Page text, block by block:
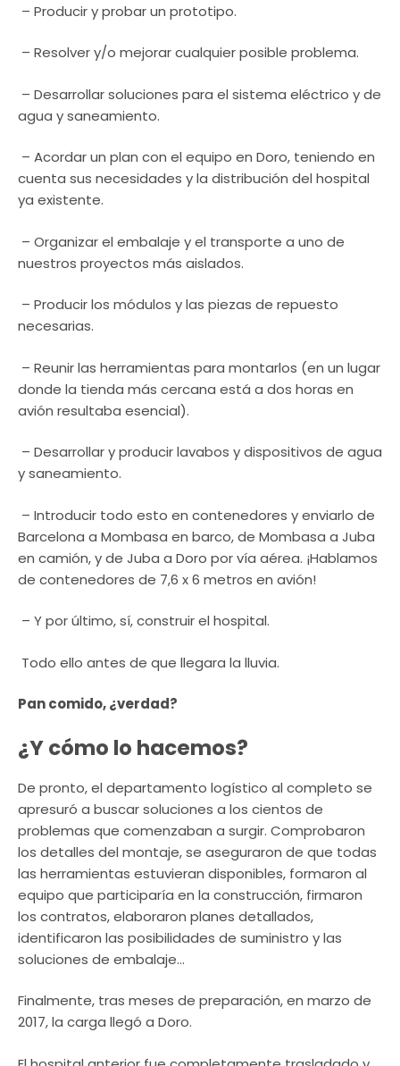
– Producir y probar un prototipo.
– Resolver y/o mejorar cualquier posible problema.
– Desarrollar soluciones para el sistema eléctrico y de
agua y saneamiento.
– Acordar un plan con el equipo en Doro, teniendo en
cuenta sus necesidades y la distribución del hospital
ya existente.
– Organizar el embalaje y el transporte a uno de
nuestros proyectos más aislados.
– Producir los módulos y las piezas de repuesto
necesarias.
– Reunir las herramientas para montarlos (en un lugar
donde la tienda más cercana está a dos horas en
avión resultaba esencial).
– Desarrollar y producir lavabos y dispositivos de agua
y saneamiento.
– Introducir todo esto en contenedores y enviarlo de
Barcelona a Mombasa en barco, de Mombasa a Juba
en camión, y de Juba a Doro por vía aérea. ¡Hablamos
de contenedores de 7,6 x 6 metros en avión!
– Y por último, sí, construir el hospital.
Todo ello antes de que llegara la lluvia.
Pan comido, ¿verdad?
¿Y cómo lo hacemos?
De pronto, el departamento logístico al completo se
apresuró a buscar soluciones a los cientos de
problemas que comenzaban a surgir. Comprobaron
los detalles del montaje, se aseguraron de que todas
las herramientas estuvieran disponibles, formaron al
equipo que participaría en la construcción, firmaron
los contratos, elaboraron planes detallados,
identificaron las posibilidades de suministro y las
soluciones de embalaje…
Finalmente, tras meses de preparación, en marzo de
2017, la carga llegó a Doro.